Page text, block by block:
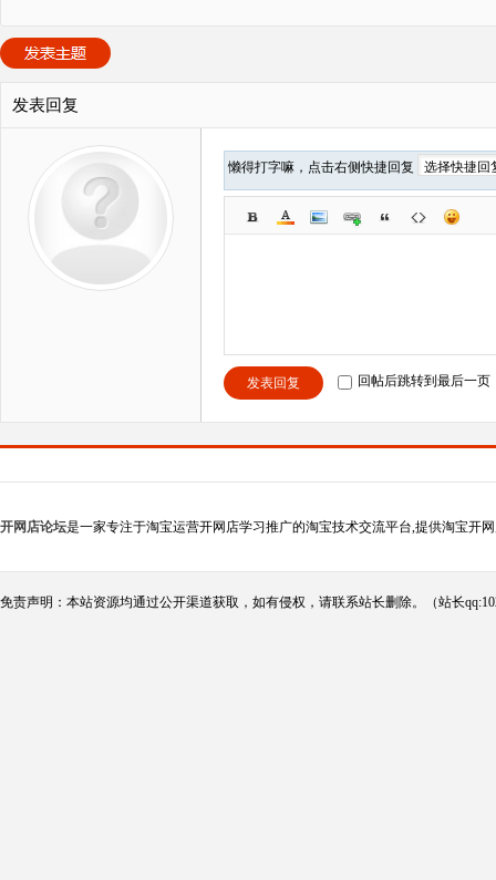
发表回复
懒得打字嘛，点击右侧快捷回复
发表回复 回帖后跳转到最后一页
开网店论坛是一家专注于淘宝运营开网店学习推广的淘宝技术交流平台,提供淘宝开
免责声明：本站资源均通过公开渠道获取，如有侵权，请联系站长删除。（站长